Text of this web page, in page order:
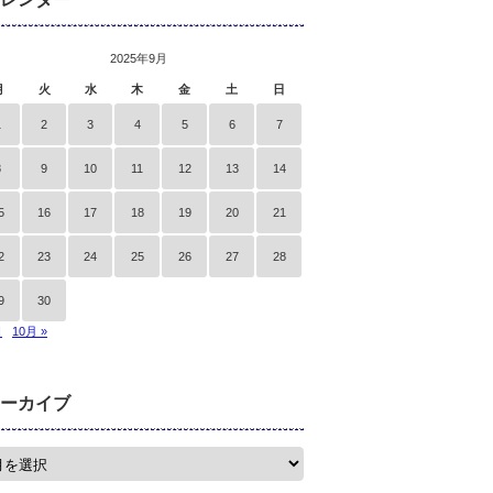
2025年9月
火 水 木 金 土 日
2 3 4 5 6 7
9 10 11 12 13 14
16 17 18 19 20 21
23 24 25 26 27 28
30
10月 »
カイブ